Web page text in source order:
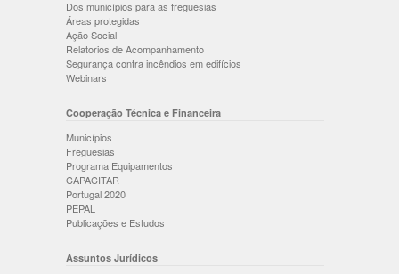
Dos municípios para as freguesias
Áreas protegidas
Ação Social
Relatorios de Acompanhamento
Segurança contra incêndios em edifícios
Webinars
Cooperação Técnica e Financeira
Municípios
Freguesias
Programa Equipamentos
CAPACITAR
Portugal 2020
PEPAL
Publicações e Estudos
Assuntos Jurídicos